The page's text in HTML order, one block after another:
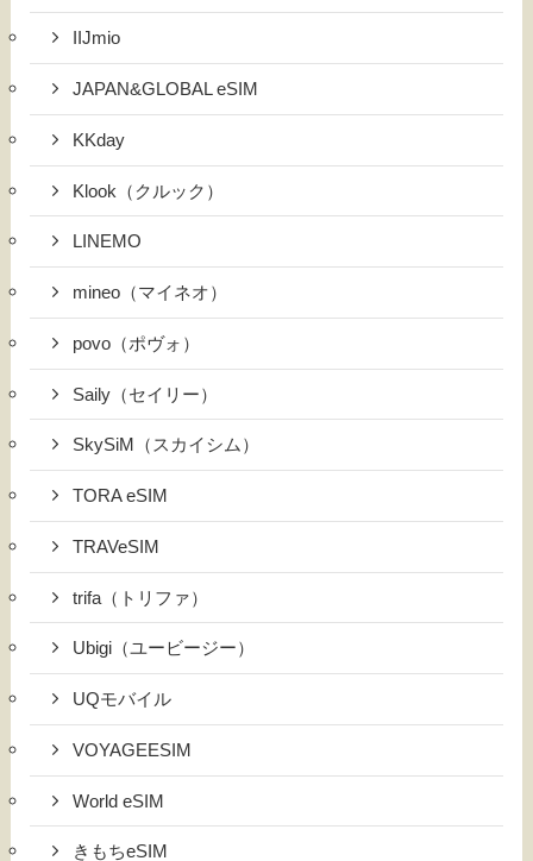
IIJmio
JAPAN&GLOBAL eSIM
KKday
Klook（クルック）
LINEMO
mineo（マイネオ）
povo（ポヴォ）
Saily（セイリー）
SkySiM（スカイシム）
TORA eSIM
TRAVeSIM
trifa（トリファ）
Ubigi（ユービージー）
UQモバイル
VOYAGEESIM
World eSIM
きもちeSIM